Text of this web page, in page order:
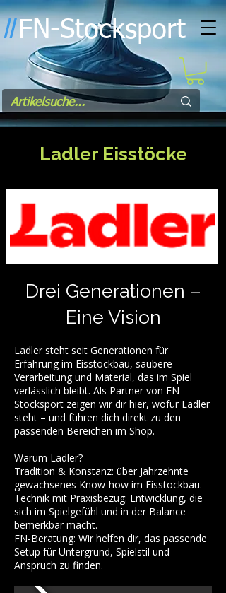
ll FN-Stocksport
Ladler Eisstöcke
Drei Generationen –
Eine Vision
Ladler steht seit Generationen für
Erfahrung im Eisstockbau, saubere
Verarbeitung und Material, das im Spiel
verlässlich bleibt. Als Partner von FN-
Stocksport zeigen wir dir hier, wofür Ladler
steht – und führen dich direkt zu den
passenden Bereichen im Shop.
Warum Ladler?
Tradition & Konstanz: über Jahrzehnte
gewachsenes Know-how im Eisstockbau.
Technik mit Praxisbezug: Entwicklung, die
sich im Spielgefühl und in der Balance
bemerkbar macht.
FN-Beratung: Wir helfen dir, das passende
Setup für Untergrund, Spielstil und
Anspruch zu finden.